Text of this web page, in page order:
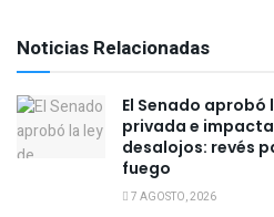
Noticias Relacionadas
El Senado
privada e
desalojos: revés
fuego
7 AGOSTO, 2026